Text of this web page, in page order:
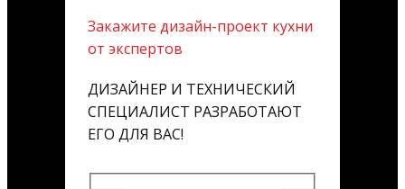
Закажите дизайн-проект кухни
от экспертов
ДИЗАЙНЕР И ТЕХНИЧЕСКИЙ
СПЕЦИАЛИСТ РАЗРАБОТАЮТ
ЕГО ДЛЯ ВАС!